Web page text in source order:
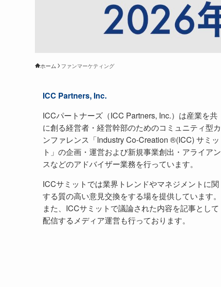
ホーム ファンマーケティング
ICC Partners, Inc.
ICCパートナーズ（ICC Partners, Inc.）は産業を共
に創る経営者・経営幹部のためのコミュニティ型カ
ンファレンス「Industry Co-Creation ®(ICC) サミッ
ト」の企画・運営および新規事業創出・アライアン
スなどのアドバイザー業務を行っています。
ICCサミットでは業界トレンドやマネジメントに関
する質の高い意見交換をする場を提供しています。
また、ICCサミットで議論された内容を記事として
配信するメディア運営も行っております。